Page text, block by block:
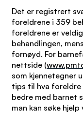
Det er registrert
foreldrene i 359
foreldrene er
behandlingen,
fornøyd. For
nettside (
som kjennetegner
tips til hva foreldre
bedre med barnet
man kan søke